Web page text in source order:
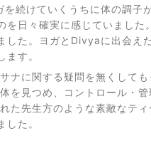
続けていくうちに体の調子
を日々確実に感じていまし
した。ヨガとDivyaに出会え
す。
に関する疑問を無くしても
見つめ、コントロール・管
先生方のような素敵なテ
た。